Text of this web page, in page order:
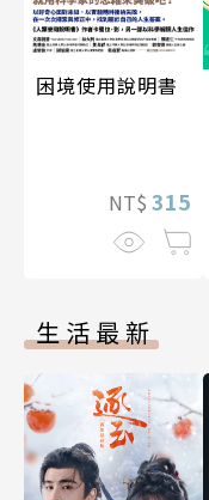
困境使用說明書
NT$ 315
生活最新